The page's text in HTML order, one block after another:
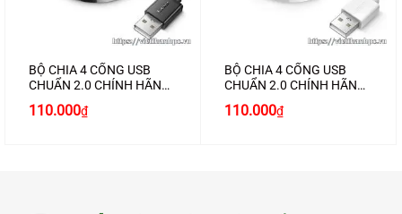
BỘ CHIA 4 CỔNG USB
CHUẨN 2.0 CHÍNH HÃNG
Giá
110.000₫Giá
hiện
BỘ CHIA 4 CỔNG USB
CHUẨN 2.0 CHÍNH HÃNG
Giá
110.000₫Giá
hiện